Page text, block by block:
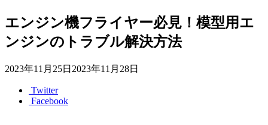
エンジン機フライヤー必見！模型用エ
ンジンのトラブル解決方法
2023年11月25日 2023年11月28日
Twitter
Facebook